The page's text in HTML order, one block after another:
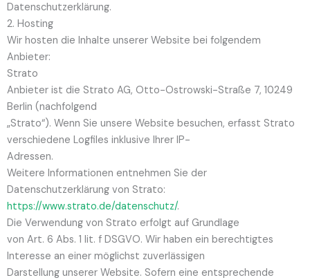
Datenschutzerklärung.
2. Hosting
Wir hosten die Inhalte unserer Website bei folgendem
Anbieter:
Strato
Anbieter ist die Strato AG, Otto-Ostrowski-Straße 7, 10249
Berlin (nachfolgend
„Strato“). Wenn Sie unsere Website besuchen, erfasst Strato
verschiedene Logfiles inklusive Ihrer IP-
Adressen.
Weitere Informationen entnehmen Sie der
Datenschutzerklärung von Strato:
https://www.strato.de/datenschutz/.
Die Verwendung von Strato erfolgt auf Grundlage
von Art. 6 Abs. 1 lit. f DSGVO. Wir haben ein berechtigtes
Interesse an einer möglichst zuverlässigen
Darstellung unserer Website. Sofern eine entsprechende